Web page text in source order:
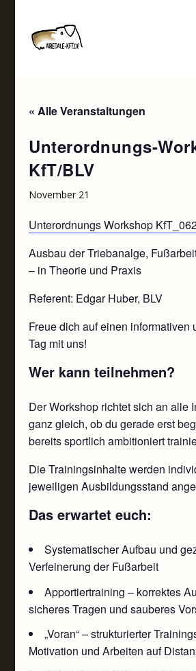
« Alle Veranstaltungen
Unterordnungs-
KfT/BLV
November 21
Unterordnungs Workshop
Ausbau der Triebanalge,
– in Theorie und Praxis
Referent: Edgar Huber, BLV
Freue dich auf einen informativen
Tag mit uns!
Wer kann teilnehmen?
Der Workshop richtet sich an alle
ganz gleich, ob du gerade erst
bereits sportlich ambitioniert
Die Trainingsinhalte werden
jeweiligen Ausbildungsstand
Das erwartet euch:
Systematischer Aufbau und
Verfeinerung der Fußarbeit
Apportiertraining – korrektes
sicheres Tragen und sauberes
„Voran“ – strukturierter
Motivation und Arbeiten auf